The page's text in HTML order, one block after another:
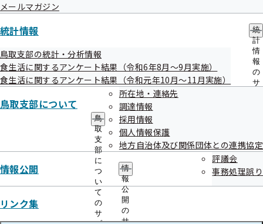
メールマガジン
統計情報
統
計
情
報
の
サ
鳥取支部の統計・分析情報
食生活に関するアンケート結果（令和6年8月～9月実施）
食生活に関するアンケート結果（令和元年10月～11月実施）
鳥取支部について
鳥
取
支
部
に
つ
い
て
の
サ
所在地・連絡先
調達情報
採用情報
個人情報保護
地方自治体及び関係団体との連携協定
情報公開
情
報
公
開
の
サ
評議会
事務処理誤り
リンク集
ホームページからダウンロード
申請書のダウンロードのほか、書き方や添付書類などを確認
できます。
協会けんぽから申請書等を送付
協会けんぽ鳥取支部にお電話いただければ申請書等を送付い
たします。
お気軽にお問い合わせください。